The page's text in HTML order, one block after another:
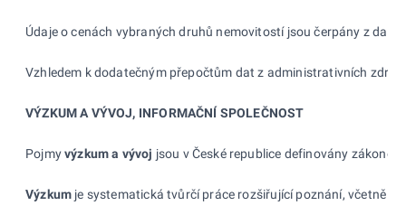
Údaje o cenách vybraných druhů nemovitostí jsou čerpány zdat
Vzhledem k dodatečným přepočtům dat z administrativních
VÝZKUM A VÝVOJ, INFORMAČNÍ SPOLEČNOST
Pojmyvýzkum a vývoj jsou v České republice definovány
Výzkum je systematická tvůrčí práce rozšiřující poznání, včetně